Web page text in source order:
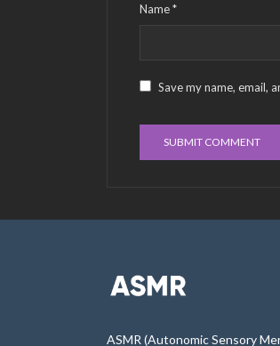
Name*
Save my name, email,
ASMR (Autonomic Sensory